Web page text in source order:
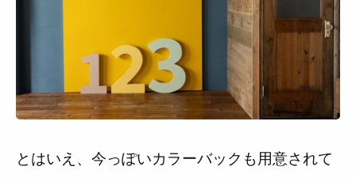
とはいえ、今っぽいカラーバックも用意されて